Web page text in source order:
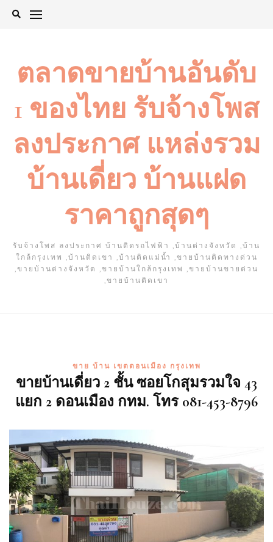
Skip
ตลาดขายบ้านอันดับ
1 ของไทย รับจ้างโพส
ลงประกาศ แหล่งรวม
บ้านเดี่ยว บ้านแฝด
ราคาถูกสุดๆ
รับจ้างโพส ลงประกาศ บ้านติดรถไฟฟ้า ,บ้านต่างจังหวัด ,บ้าน
ใกล้กรุงเทพ ,บ้านติดเขา ,บ้านติดแม่น้ำ ,ขายบ้านติดทางด่วน
,ขายบ้านต่างจังหวัด ,ขายบ้านใกล้กรุงเทพ ,ขายบ้านขายด่วน
,ขายบ้านติดเขา
ขาย บ้าน เขตดอนเมือง กรุงเทพ
ขายบ้านเดี่ยว 2 ชั้น ซอยโกสุมรวมใจ 43
แยก 2 ดอนเมือง กทม. โทร 081-453-8796